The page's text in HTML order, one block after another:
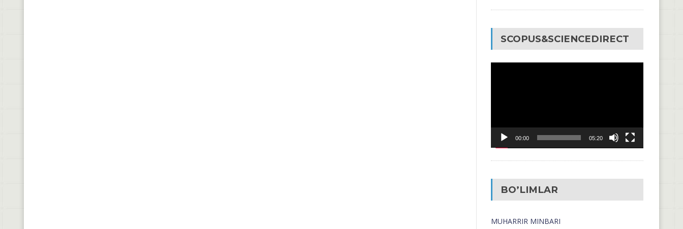
SCOPUS&SCIENCEDIRECT
00:00 05:20
BO’LIMLAR
MUHARRIR MINBARI